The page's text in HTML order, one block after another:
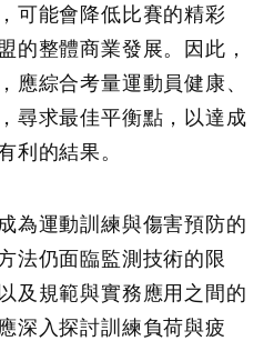
可能會降低比賽的精彩
的整體商業發展。因此，
應綜合考量運動員健康、
尋求最佳平衡點，以達成
利的結果。
為運動訓練與傷害預防的
法仍面臨監測技術的限
及規範與實務應用之間的
深入探討訓練負荷與疲